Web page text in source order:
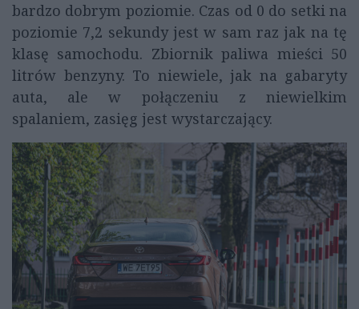
bardzo dobrym poziomie. Czas od 0 do setki na
poziomie 7,2 sekundy jest w sam raz jak na tę
klasę samochodu. Zbiornik paliwa mieści 50
litrów benzyny. To niewiele, jak na gabaryty
auta, ale w połączeniu z niewielkim
spalaniem, zasięg jest wystarczający.